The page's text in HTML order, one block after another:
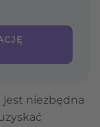
niezbędna